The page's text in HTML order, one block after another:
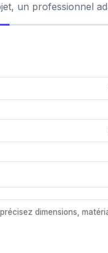
un professionnel